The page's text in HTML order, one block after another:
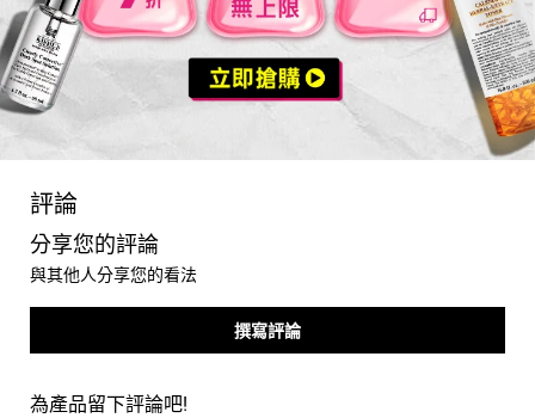
評論
分享您的評論
與其他人分享您的看法
撰寫評論
為產品留下評論吧!